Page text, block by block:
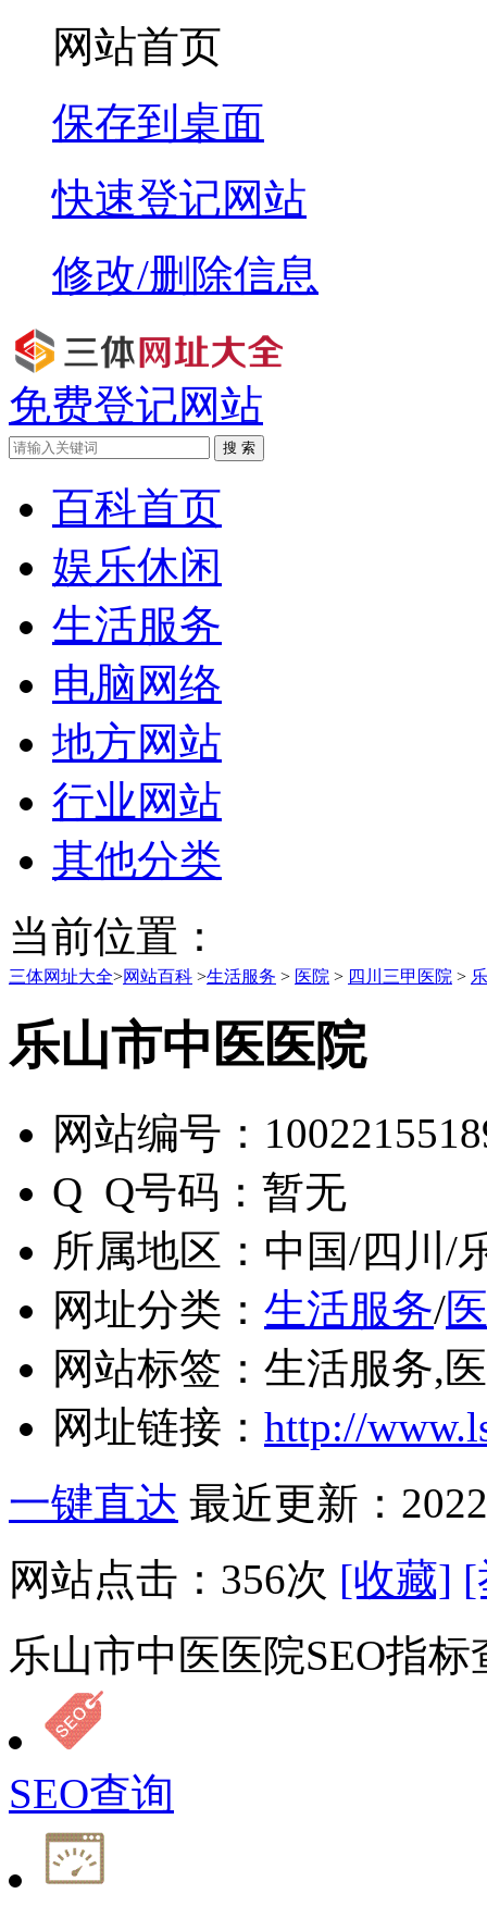
网站首页
保存到桌面
快速登记网站
修改/删除信息
免费登记网站
搜 索
百科首页
娱乐休闲
生活服务
电脑网络
地方网站
行业网站
其他分类
当前位置：
三体网址大全>网站百科 >生活服务 > 医院 > 四川三甲医院 >
乐山市中医医院
网站编号：
Q Q号码： 暂无
所属地区： 中国/四川/
网址分类： 生活服务/
网站标签： 生活服务,
网址链接： http://
一键直达 最近更新：
网站点击： 356次 [收藏] [
乐山市中医医院SEO指标
SEO查询